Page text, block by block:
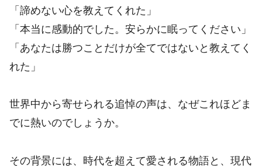
「諦めない心を教えてくれた」
「本当に感動的でした。安らかに眠ってください」
「あなたは勝つことだけが全てではないと教えてく
れた」
世界中から寄せられる追悼の声は、なぜこれほどま
でに熱いのでしょうか。
その背景には、時代を超えて愛される物語と、現代